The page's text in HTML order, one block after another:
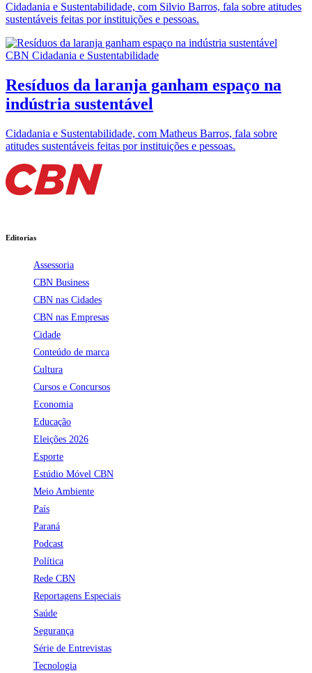
Cidadania e Sustentabilidade, com Silvio Barros, fala sobre atitudes
sustentáveis feitas por instituições e pessoas.
CBN Cidadania e Sustentabilidade
Resíduos da laranja ganham espaço na
indústria sustentável
Cidadania e Sustentabilidade, com Matheus Barros, fala sobre
atitudes sustentáveis feitas por instituições e pessoas.
Editorias
Assessoria
CBN Business
CBN nas Cidades
CBN nas Empresas
Cidade
Conteúdo de marca
Cultura
Cursos e Concursos
Economia
Educação
Eleições 2026
Esporte
Estúdio Móvel CBN
Meio Ambiente
País
Paraná
Podcast
Política
Rede CBN
Reportagens Especiais
Saúde
Segurança
Série de Entrevistas
Tecnologia